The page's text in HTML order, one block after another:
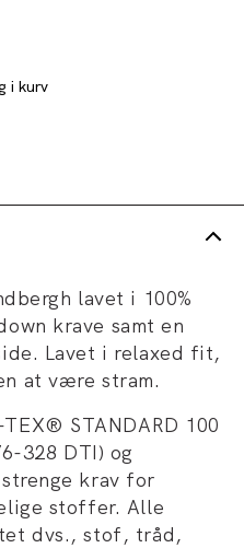
i kurv
lavet i 100%
krave samt en
Lavet i relaxed fit,
at være stram.
STANDARD 100
328 DTI) og
krav for
stoffer. Alle
dvs., stof, tråd,